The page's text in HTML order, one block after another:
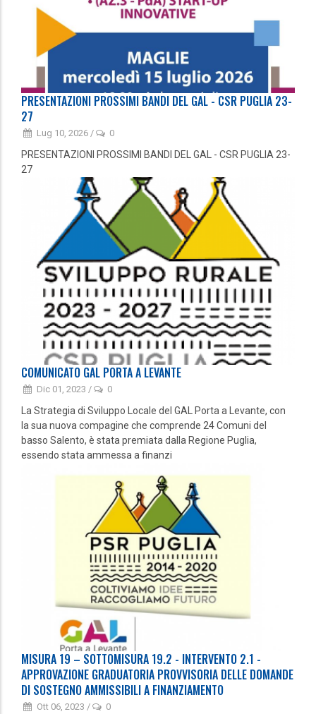
PRESENTAZIONI PROSSIMI BANDI DEL GAL - CSR PUGLIA 23-
27
Lug 10, 2026 / 0
PRESENTAZIONI PROSSIMI BANDI DEL GAL - CSR PUGLIA 23-
27
COMUNICATO GAL PORTA A LEVANTE
Dic 01, 2023 / 0
La Strategia di Sviluppo Locale del GAL Porta a Levante, con
la sua nuova compagine che comprende 24 Comuni del
basso Salento, è stata premiata dalla Regione Puglia,
essendo stata ammessa a finanzi
MISURA 19 – SOTTOMISURA 19.2 - INTERVENTO 2.1 -
APPROVAZIONE GRADUATORIA PROVVISORIA DELLE DOMANDE
DI SOSTEGNO AMMISSIBILI A FINANZIAMENTO
Ott 06, 2023 / 0